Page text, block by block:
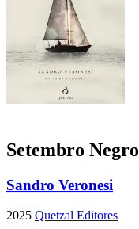
Setembro Negro
Sandro Veronesi
2025 Quetzal Editores